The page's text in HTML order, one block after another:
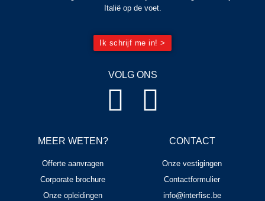
CONTACT
Onze vestigingen
Contactformulier
info@interfisc.be
MEER WETEN?
Offerte aanvragen
Corporate brochure
Onze opleidingen
VOLG ONS
Italië op de voet.
Ik schrijf me in! >